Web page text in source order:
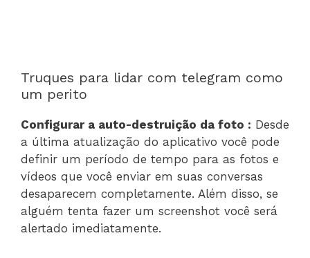
Truques para lidar com telegram como
um perito
Configurar a auto-destruição da foto : Desde
a última atualização do aplicativo você pode
definir um período de tempo para as fotos e
vídeos que você enviar em suas conversas
desaparecem completamente. Além disso, se
alguém tenta fazer um screenshot você será
alertado imediatamente.